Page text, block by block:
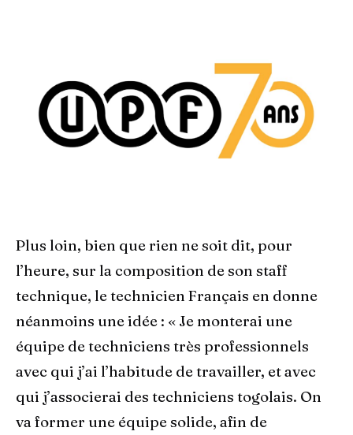
Plus loin, bien que rien ne soit dit, pour
l’heure, sur la composition de son staff
technique, le technicien Français en donne
néanmoins une idée : « Je monterai une
équipe de techniciens très professionnels
avec qui j’ai l’habitude de travailler, et avec
qui j’associerai des techniciens togolais. On
va former une équipe solide, afin de